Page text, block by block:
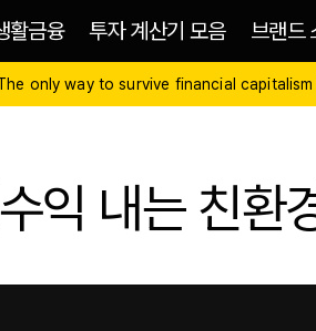
활금융 투자 계산기 모음 브랜드
way to survive financial capitalism is to
익 내는 친환